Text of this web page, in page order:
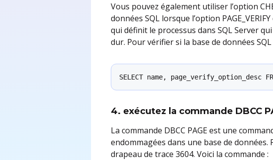
Vous pouvez également utiliser l’option
données SQL lorsque l’option
qui définit le processus dans SQL Server
dur. Pour vérifier si la base de données
SELECT name, page_verify_option_desc
4. exécutez la commande DBCC
La commande DBCC PAGE est une
endommagées dans une base de données.
drapeau de trace 3604. Voici la commande :